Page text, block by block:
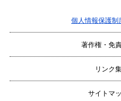
個人情報保護制
著作権・免
リンク
サイトマ